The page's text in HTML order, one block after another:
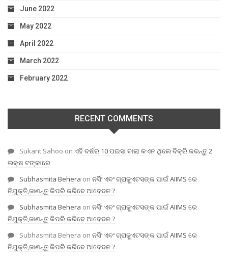
June 2022
May 2022
April 2022
March 2022
February 2022
RECENT COMMENTS
Sukant Sahoo on ଏହି ବର୍ଷର 10 ପଇସା ବାଲା କଏନ ଥିଲେ ବିକ୍ରି କରନ୍ତୁ 2
ଲକ୍ଷ ଟଙ୍କାରେ
Subhasmita Behera on ନର୍ସିଂ ଏବଂ ଗ୍ରାଜୁଏଟସଙ୍କ ପାଇଁ AIIMS ରେ
ନିଯୁକ୍ତି,ଜାଣନ୍ତୁ କିପରି କରିବେ ଆବେଦନ ?
Subhasmita Behera on ନର୍ସିଂ ଏବଂ ଗ୍ରାଜୁଏଟସଙ୍କ ପାଇଁ AIIMS ରେ
ନିଯୁକ୍ତି,ଜାଣନ୍ତୁ କିପରି କରିବେ ଆବେଦନ ?
Subhasmita Behera on ନର୍ସିଂ ଏବଂ ଗ୍ରାଜୁଏଟସଙ୍କ ପାଇଁ AIIMS ରେ
ନିଯୁକ୍ତି,ଜାଣନ୍ତୁ କିପରି କରିବେ ଆବେଦନ ?